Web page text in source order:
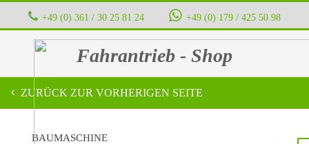
+49 (0) 361 / 30 25 81 24 ‭ ‭ ‭ ‭ +49 (0) 179 / 425 50 98
Fahrantrieb - Shop
ZURÜCK ZUR VORHERIGEN SEITE
BAUMASCHINE